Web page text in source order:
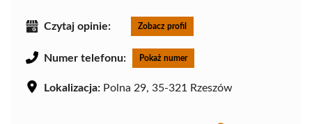
Czytaj opinie: Zobacz profil
Numer telefonu: Pokaż numer
Lokalizacja: Polna 29, 35-321 Rzeszów